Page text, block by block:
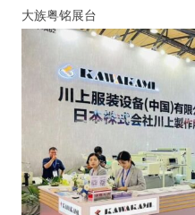
大族粤铭展台